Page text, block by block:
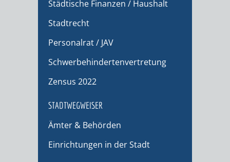
Städtische Finanzen / Haushalt
Stadtrecht
Personalrat / JAV
Schwerbehindertenvertretung
Zensus 2022
STADTWEGWEISER
Ämter & Behörden
Einrichtungen in der Stadt